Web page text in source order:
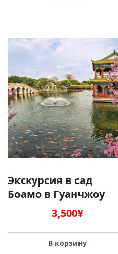
Экскурсия в сад
Боамо в Гуанчжоу
3,500¥
В корзину